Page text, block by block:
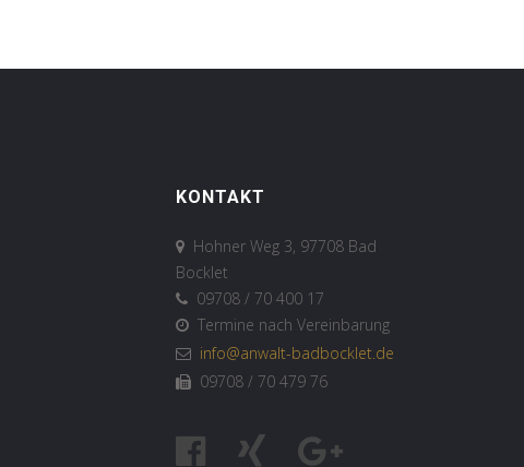
KONTAKT
Hohner Weg 3, 97708 Bad
Bocklet
09708 / 70 400 17
Termine nach Vereinbarung
info@anwalt-badbocklet.de
09708 / 70 479 76